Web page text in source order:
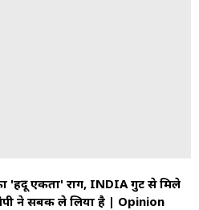
'हिंदू एकता' राग, INDIA गुट से मिले
ने सबक ले लिया है | Opinion